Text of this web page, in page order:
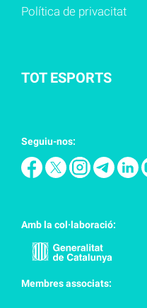
Política de privacitat
TOT ESPORTS
Seguiu-nos:
Amb la col·laboració:
Membres associats: